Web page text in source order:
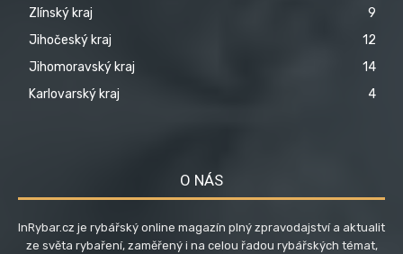
Zlínský kraj
9
Jihočeský kraj
12
Jihomoravský kraj
14
Karlovarský kraj
4
O NÁS
InRybar.cz je rybářský online magazín plný zpravodajství a aktualit
ze světa rybaření, zaměřený i na celou řadou rybářských témat,